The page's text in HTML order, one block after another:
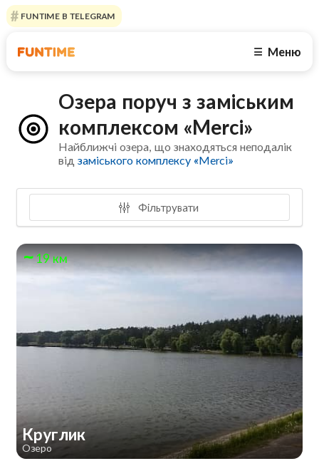
FUNTIME В TELEGRAM
☰ Меню
Озера поруч з заміським
комплексом «Merci»
Найближчі озера, що знаходяться неподалік
відзаміського комплексу «Merci»
Фільтрувати
19 км
Круглик
Озеро